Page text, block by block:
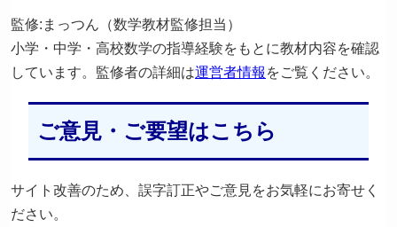
監修:まっつん（数学教材監修担当）
小学・中学・高校数学の指導経験をもとに教材内容を確認
しています。監修者の詳細は運営者情報 をご覧ください。
ご意見・ご要望はこちら
サイト改善のため、誤字訂正やご意見をお気軽にお寄せく
ださい。